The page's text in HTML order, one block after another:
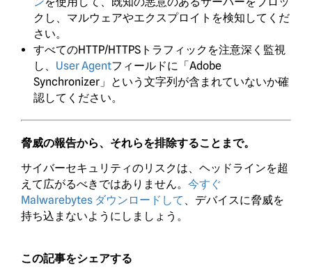
クし、マルウェアやエクスプロイトを検知してくだ
さい。
すべてのHTTP/HTTPSトラフィックを注意深く監視
し、 User Agentフィールドに「Adobe
Synchronizer」という文字列が含まれていないか確
認してください。
脅威の報告から、それらを排除することまで。
サイバーセキュリティのリスクは、ヘッドラインを超
えて広がるべきではありません。 今すぐ
Malwarebytes ダウンロードして 、デバイスに脅威を
持ち込まないようにしましょう。
この記事をシェアする